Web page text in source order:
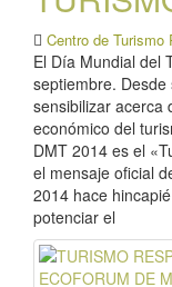
Centro de Turismo
El Día Mundial del
septiembre.
sensibilizar acerca
económico del
DMT 2014 es el
el mensaje oficial
2014 hace
potenciar el